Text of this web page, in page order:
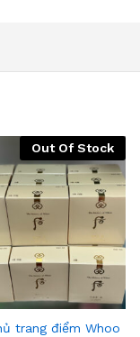
Out Of Stock
trang điểm Whoo